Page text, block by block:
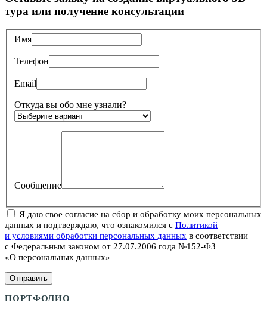
тура или получение консультации
Имя
Телефон
Email
Откуда вы обо мне узнали?
Сообщение
Я даю свое согласие на сбор и обработку моих персональных
данных и подтверждаю, что ознакомился с Политикой
и условиями обработки персональных данных в соответствии
с Федеральным законом от 27.07.2006 года №152-ФЗ
«О персональных данных»
Отправить
ПОРТФОЛИО